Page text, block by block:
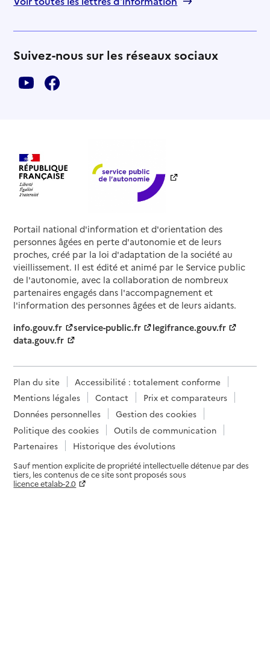
Suivez-nous sur les réseaux sociaux
Portail national d'information et d'orientation des
personnes âgées en perte d'autonomie et de leurs
proches, créé par la loi d'adaptation de la société au
vieillissement. Il est édité et animé par le Service public
de l'autonomie, avec la collaboration de nombreux
partenaires engagés dans l'accompagnement et
l'information des personnes âgées et de leurs aidants.
info.gouv.fr
service-public.fr
legifrance.gouv.fr
data.gouv.fr
Plan du site
Accessibilité : totalement conforme
Mentions légales
Contact
Prix et comparateurs
Données personnelles
Gestion des cookies
Politique des cookies
Outils de communication
Partenaires
Historique des évolutions
Sauf mention explicite de propriété intellectuelle détenue par des
tiers, les contenus de ce site sont proposés sous
licence etalab-2.0